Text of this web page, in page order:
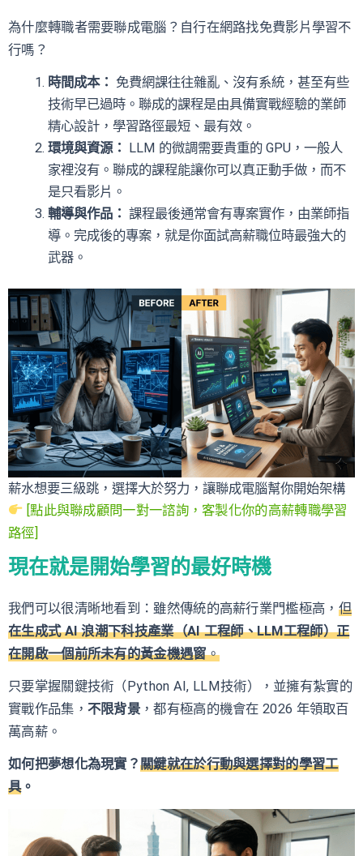
為什麼轉職者需要聯成電腦？自行在網路找免費影片學習不
行嗎？
時間成本： 免費網課往往雜亂、沒有系統，甚至有些
技術早已過時。聯成的課程是由具備實戰經驗的業師
精心設計，學習路徑最短、最有效。
環境與資源： LLM 的微調需要貴重的 GPU，一般人
家裡沒有。聯成的課程能讓你可以真正動手做，而不
是只看影片。
輔導與作品： 課程最後通常會有專案實作，由業師指
導。完成後的專案，就是你面試高薪職位時最強大的
武器。
薪水想要三級跳，選擇大於努力，讓聯成電腦幫你開始架構
[點此與聯成顧問一對一諮詢，客製化你的高薪轉職學習
路徑]
現在就是開始學習的最好時機
我們可以很清晰地看到：雖然傳統的高薪行業門檻極高， 但
在生成式 AI 浪潮下科技產業（AI 工程師、LLM工程師）正
在開啟一個前所未有的黃金機遇窗。
只要掌握關鍵技術（Python AI, LLM技術），並擁有紮實的
實戰作品集， 不限背景 ，都有極高的機會在 2026 年領取百
萬高薪。
如何把夢想化為現實？關鍵就在於行動與選擇對的學習工
具。